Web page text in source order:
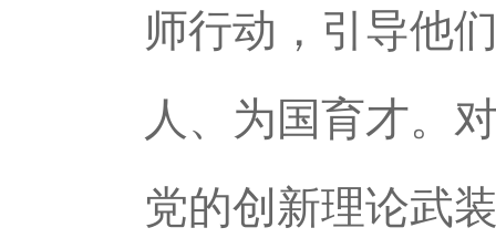
师行动，引导他
人、为国育才。
党的创新理论武